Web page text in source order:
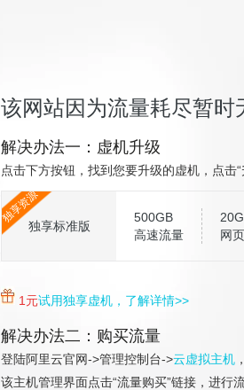
该网站因为流量耗尽暂时
解决办法一：虚机升级
点击下方按钮，找到您要升级的虚机，点击
独享资源
独享标准版
500GB
高速流量
网
1元试用独享虚机，了解详情>>
解决办法二：购买流量
登陆阿里云官网->管理控制台->云虚拟主机
该主机管理界面点击“流量购买”链接，进行